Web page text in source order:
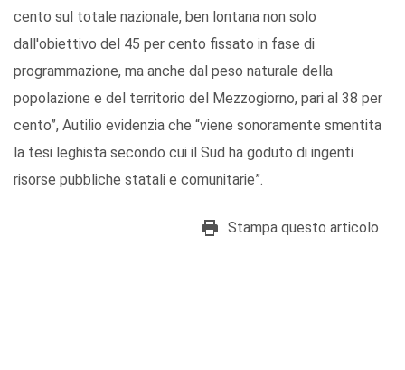
cento sul totale nazionale, ben lontana non solo
dall'obiettivo del 45 per cento fissato in fase di
programmazione, ma anche dal peso naturale della
popolazione e del territorio del Mezzogiorno, pari al 38 per
cento”, Autilio evidenzia che “viene sonoramente smentita
la tesi leghista secondo cui il Sud ha goduto di ingenti
risorse pubbliche statali e comunitarie”.
Stampa questo articolo